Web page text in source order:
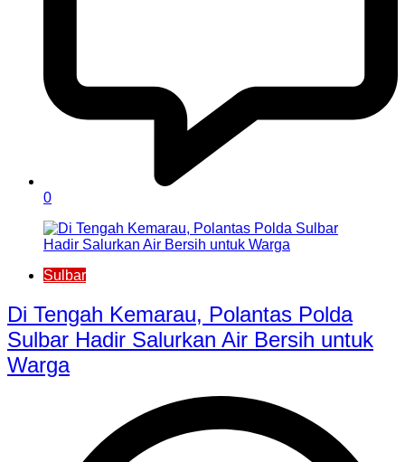
0
Sulbar
Di Tengah Kemarau, Polantas Polda
Sulbar Hadir Salurkan Air Bersih untuk
Warga